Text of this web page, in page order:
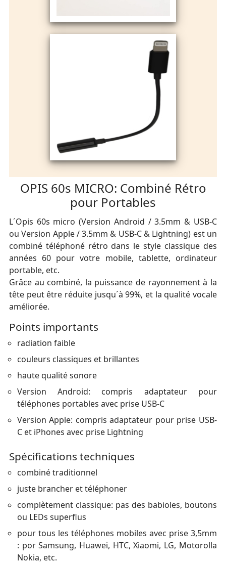
OPIS 60s MICRO: Combiné Rétro
pour Portables
L´Opis 60s micro (Version Android / 3.5mm & USB-C
ou Version Apple / 3.5mm & USB-C & Lightning) est un
combiné téléphoné rétro dans le style classique des
années 60 pour votre mobile, tablette, ordinateur
portable, etc.
Grâce au combiné, la puissance de rayonnement à la
tête peut être réduite jusqu´à 99%, et la qualité vocale
améliorée.
Points importants
radiation faible
couleurs classiques et brillantes
haute qualité sonore
Version Android: compris adaptateur pour
téléphones portables avec prise USB-C
Version Apple: compris adaptateur pour prise USB-
C et iPhones avec prise Lightning
Spécifications techniques
combiné traditionnel
juste brancher et téléphoner
complètement classique: pas des babioles, boutons
ou LEDs superflus
pour tous les téléphones mobiles avec prise 3,5mm
: por Samsung, Huawei, HTC, Xiaomi, LG, Motorolla
Nokia, etc.